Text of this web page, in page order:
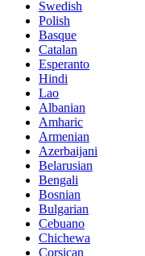
Swedish
Polish
Basque
Catalan
Esperanto
Hindi
Lao
Albanian
Amharic
Armenian
Azerbaijani
Belarusian
Bengali
Bosnian
Bulgarian
Cebuano
Chichewa
Corsican